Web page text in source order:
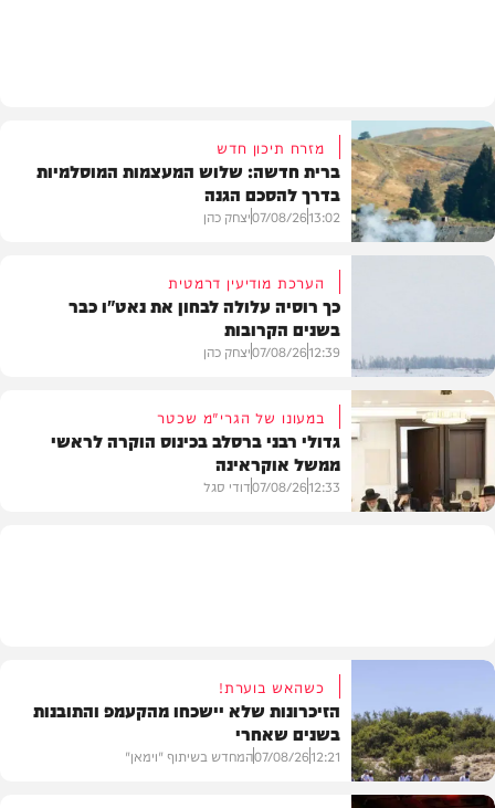
מזרח תיכון חדש
ברית חדשה: שלוש המעצמות המוסלמיות
בדרך להסכם הגנה
13:02
07/08/26יצחק כהן
הערכת מודיעין דרמטית
כך רוסיה עלולה לבחון את נאט"ו כבר
בשנים הקרובות
12:39
07/08/26יצחק כהן
במעונו של הגרי"מ שכטר
גדולי רבני ברסלב בכינוס הוקרה לראשי
ממשל אוקראינה
12:33
07/08/26דודי סגל
כשהאש בוערת!
הזיכרונות שלא יישכחו מהקעמפ והתובנות
בשנים שאחרי
12:21
07/08/26המחדש בשיתוף "וימאן"